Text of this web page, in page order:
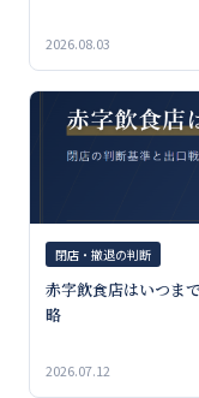
2026.08.03
閉店・撤退の判断
赤字飲食店はいつま
略
2026.07.12